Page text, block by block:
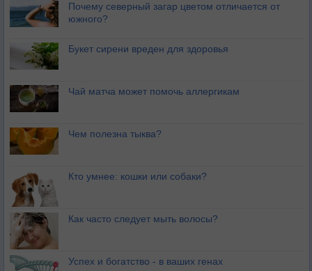
Почему северный загар цветом отличается от
южного?
Букет сирени вреден для здоровья
Чай матча может помочь аллергикам
Чем полезна тыква?
Кто умнее: кошки или собаки?
Как часто следует мыть волосы?
Успех и богатство - в ваших генах